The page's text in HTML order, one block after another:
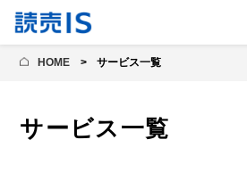
HOME サービス一覧
サービス一覧